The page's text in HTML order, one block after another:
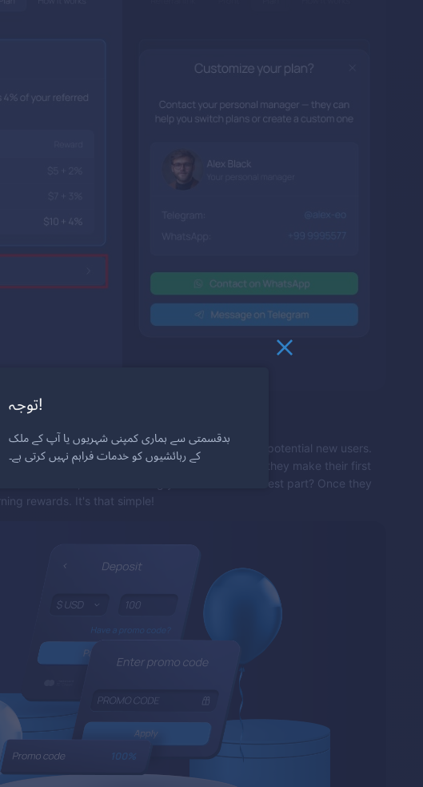
your unique promo code or referral link with potential new users.
up on our platform using your code or link. When they make their first
120% bonus, thanks to using your referral. The best part? Once they
rewards. It's that simple!
توجہ!
بدقسمتی سے ہماری کمپنی شہریوں یا آپ کے ملک
کے رہائشیوں کو خدمات فراہم نہیں کرتی ہے۔